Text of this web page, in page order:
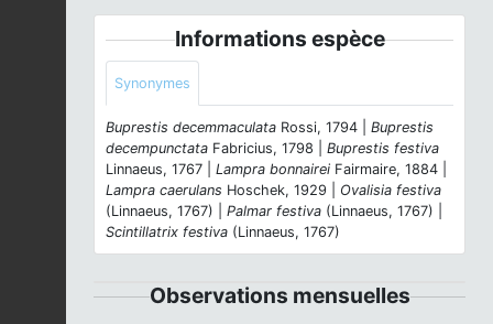
Informations espèce
Synonymes
Buprestis decemmaculata Rossi, 1794 | Buprestis
decempunctata Fabricius, 1798 | Buprestis festiva
Linnaeus, 1767 | Lampra bonnairei Fairmaire, 1884 |
Lampra caerulans Hoschek, 1929 | Ovalisia festiva
(Linnaeus, 1767) | Palmar festiva (Linnaeus, 1767) |
Scintillatrix festiva (Linnaeus, 1767)
Observations mensuelles